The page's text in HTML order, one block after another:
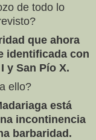
de todo lo
que ahora
identificada con
y San Pío X.
ello?
está
incontinencia
barbaridad.